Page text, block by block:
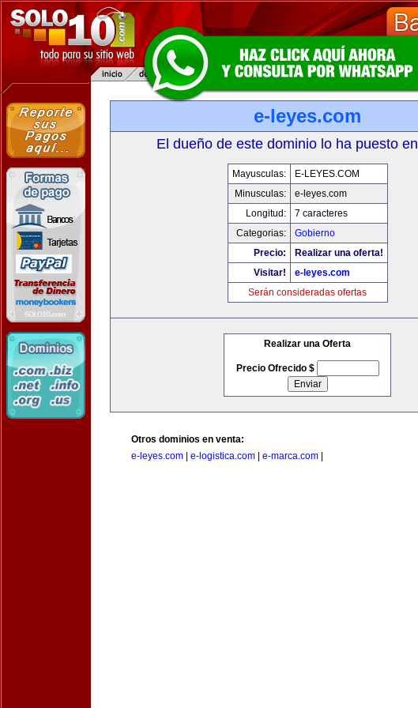
e-leyes.com
El dueño de este dominio lo ha puesto
Mayusculas:
E-LEYES.COM
Minusculas:
e-leyes.com
Longitud:
7 caracteres
Categorias:
Gobierno
Precio:
Realizar una oferta!
Visitar!
e-leyes.com
Serán consideradas ofertas
Realizar una Oferta
Precio Ofrecido $
Otros dominios en venta:
e-leyes.com
e-logistica.com e-marca.com